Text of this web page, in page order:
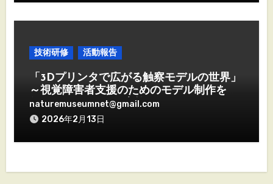
技術研修 活動報告
「3Dプリンタで広がる触察モデルの世界」
～視覚障害者支援のためのモデル制作を体
得する2日間～ を実施しました。
naturemuseumnet@gmail.com
2026年2月13日